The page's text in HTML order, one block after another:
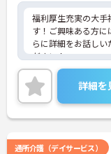
福利厚生充実の大手
す！ご興味ある方に
らに詳細をお話し
ださい！
詳細を
通所介護（デイサービス）